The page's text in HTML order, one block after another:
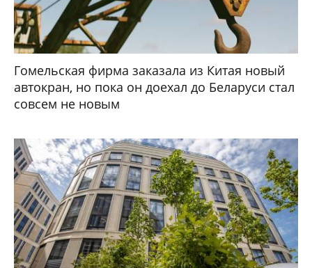
Гомельская фирма заказала из Китая новый
автокран, но пока он доехал до Беларуси стал
совсем не новым